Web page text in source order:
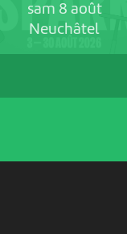
sam 8 août
Neuchâtel